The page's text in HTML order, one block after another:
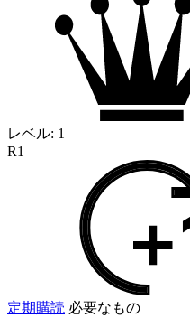
レベル: 1
R1
定期購読 必要なもの